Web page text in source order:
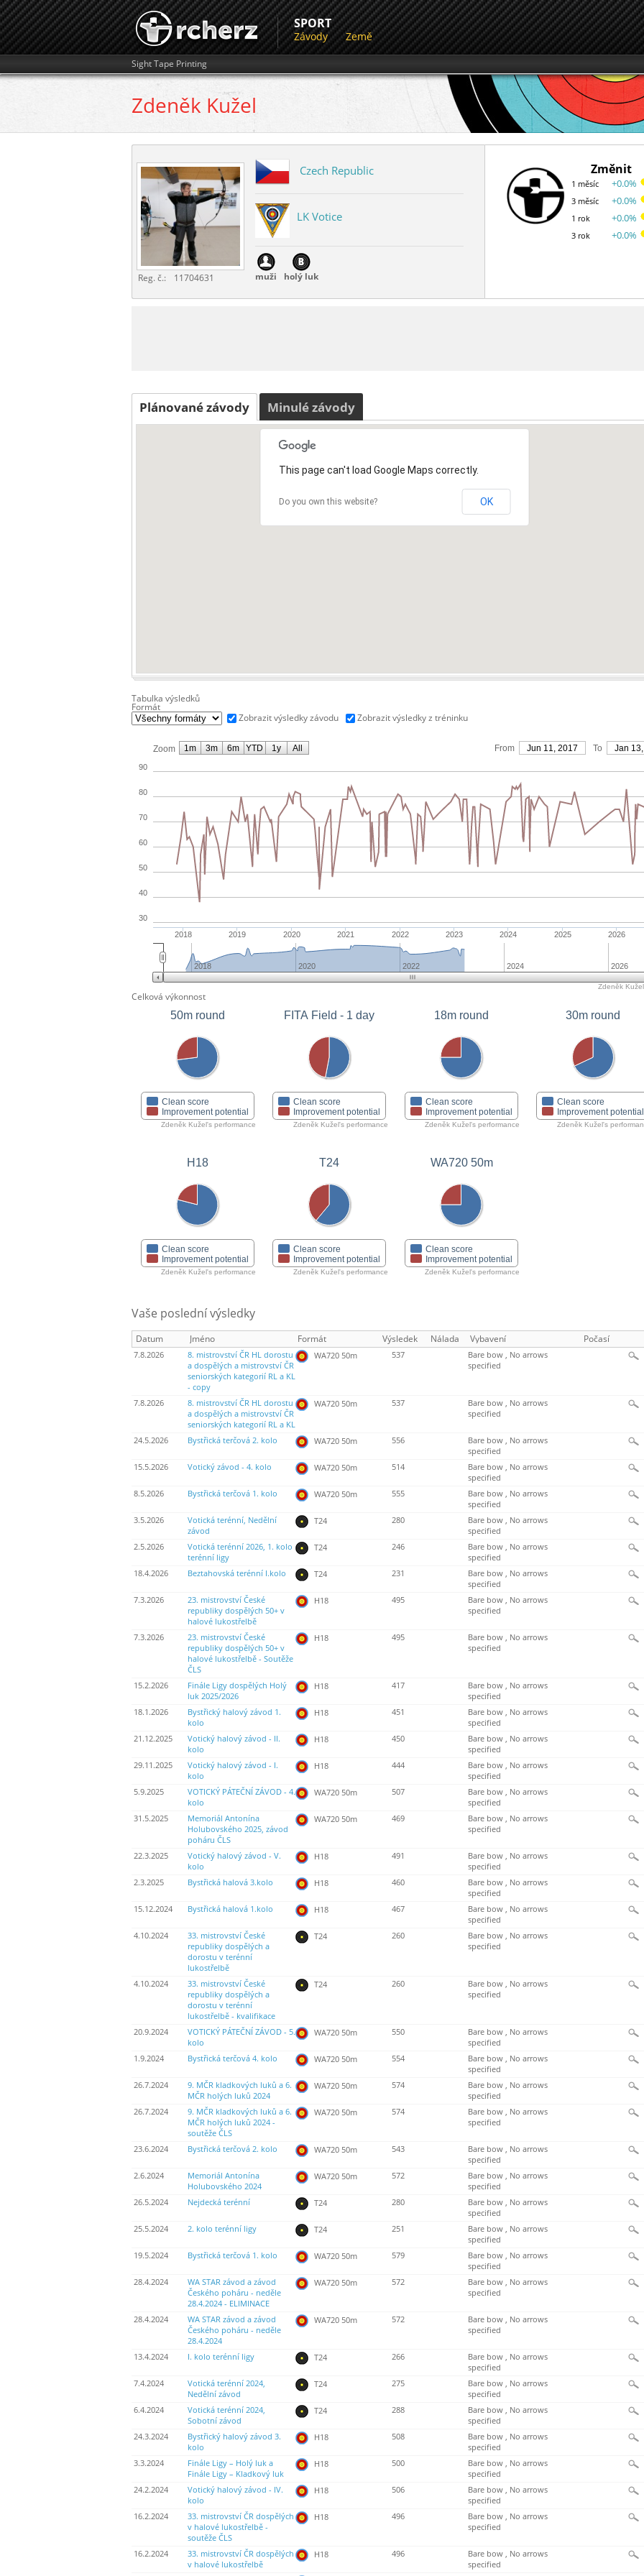
SPORT
Závody Země
Sight Tape Printing
Zdeněk Kužel
Reg. č.: 11704631
Czech Republic
LK Votice
muži holý luk
Změnit
1 měsíc
3 měsíc
1 rok
3 rok
+0.0%
+0.0%
+0.0%
+0.0%
Plánované závody Minulé závody
This page can't load Google Maps correctly.
Do you own this website? OK
Tabulka výsledků
Formát
Zobrazit výsledky závodu
Zobrazit výsledky z tréninku
Zoom From Jun 11, 2017 To Jan
2018 2019 2020 2021 2022 2023 2024 2025 2026
30
40
50
60
70
80
90
2018 2020 2022 2024 2026
1m 3m 6m YTD 1y All
Zdeněk
Celková výkonnost
50m round
Clean score
Improvement potential
Zdeněk Kužel's performance
FITA Field - 1 day
Clean score
Improvement potential
Zdeněk Kužel's performance
18m round
Clean score
Improvement potential
Zdeněk Kužel's performance
30m round
Clean score
Improvement potential
Zdeněk Kužel's
H18
Clean score
Improvement potential
Zdeněk Kužel's performance
T24
Clean score
Improvement potential
Zdeněk Kužel's performance
WA720 50m
Clean score
Improvement potential
Zdeněk Kužel's performance
Vaše poslední výsledky
Datum Jméno Formát Výsledek Nálada Vybavení Počasí
7.8.2026
8. mistrovství ČR HL dorostu
a dospělých a mistrovství ČR
seniorských kategorií RL a KL
- copy
WA720 50m 537
Bare bow , No arrows
specified
7.8.2026
8. mistrovství ČR HL dorostu
a dospělých a mistrovství ČR
seniorských kategorií RL a KL
WA720 50m 537
Bare bow , No arrows
specified
24.5.2026 Bystřická terčová 2. kolo WA720 50m 556
Bare bow , No arrows
specified
15.5.2026
Votický závod - 4. kolo WA720 50m 514
Bare bow , No arrows
specified
8.5.2026
Bystřická terčová 1. kolo WA720 50m 555
Bare bow , No arrows
specified
3.5.2026
Votická terénní, Nedělní
závod
T24 280
Bare bow , No arrows
specified
2.5.2026
Votická terénní 2026, 1. kolo
terénní ligy
T24 246
Bare bow , No arrows
specified
18.4.2026
Beztahovská terénní I.kolo T24 231
Bare bow , No arrows
specified
7.3.2026
23. mistrovství České
republiky dospělých 50+ v
halové lukostřelbě
H18 495
Bare bow , No arrows
specified
7.3.2026
23. mistrovství České
republiky dospělých 50+ v
halové lukostřelbě - Soutěže
ČLS
H18 495
Bare bow , No arrows
specified
15.2.2026
Finále Ligy dospělých Holý
luk 2025/2026
H18 417
Bare bow , No arrows
specified
18.1.2026
Bystřický halový závod 1.
kolo
H18 451
Bare bow , No arrows
specified
21.12.2025
Votický halový závod - II.
kolo
H18 450
Bare bow , No arrows
specified
29.11.2025
Votický halový závod - I.
kolo
H18 444
Bare bow , No arrows
specified
5.9.2025
VOTICKÝ PÁTEČNÍ ZÁVOD - 4.
kolo
WA720 50m 507
Bare bow , No arrows
specified
31.5.2025
Memoriál Antonína
Holubovského 2025, závod
poháru ČLS
WA720 50m 469
Bare bow , No arrows
specified
22.3.2025
Votický halový závod - V.
kolo
H18 491
Bare bow , No arrows
specified
2.3.2025
Bystřická halová 3.kolo H18 460
Bare bow , No arrows
specified
15.12.2024
Bystřická halová 1.kolo H18 467
Bare bow , No arrows
specified
4.10.2024
33. mistrovství České
republiky dospělých a
dorostu v terénní
lukostřelbě
T24 260
Bare bow , No arrows
specified
4.10.2024
33. mistrovství České
republiky dospělých a
dorostu v terénní
lukostřelbě - kvalifikace
T24 260
Bare bow , No arrows
specified
20.9.2024
VOTICKÝ PÁTEČNÍ ZÁVOD - 5.
kolo
WA720 50m 550
Bare bow , No arrows
specified
1.9.2024
Bystřická terčová 4. kolo WA720 50m 554
Bare bow , No arrows
specified
26.7.2024
9. MČR kladkových luků a 6.
MČR holých luků 2024
WA720 50m 574
Bare bow , No arrows
specified
26.7.2024
9. MČR kladkových luků a 6.
MČR holých luků 2024 -
soutěže ČLS
WA720 50m 574
Bare bow , No arrows
specified
23.6.2024 Bystřická terčová 2. kolo WA720 50m 543
Bare bow , No arrows
specified
2.6.2024
Memoriál Antonína
Holubovského 2024
WA720 50m 572
Bare bow , No arrows
specified
26.5.2024
Nejdecká terénní T24 280
Bare bow , No arrows
specified
25.5.2024
2. kolo terénní ligy T24 251
Bare bow , No arrows
specified
19.5.2024
Bystřická terčová 1. kolo WA720 50m 579
Bare bow , No arrows
specified
28.4.2024
WA STAR závod a závod
Českého poháru - neděle
28.4.2024 - ELIMINACE
WA720 50m 572
Bare bow , No arrows
specified
28.4.2024
WA STAR závod a závod
Českého poháru - neděle
28.4.2024
WA720 50m 572
Bare bow , No arrows
specified
13.4.2024 I. kolo terénní ligy T24 266
Bare bow , No arrows
specified
7.4.2024
Votická terénní 2024,
Nedělní závod
T24 275
Bare bow , No arrows
specified
6.4.2024
Votická terénní 2024,
Sobotní závod
T24 288
Bare bow , No arrows
specified
24.3.2024
Bystřický halový závod 3.
kolo
H18 508
Bare bow , No arrows
specified
3.3.2024
Finále Ligy – Holý luk a
Finále Ligy – Kladkový luk
H18 500
Bare bow , No arrows
specified
24.2.2024
Votický halový závod - IV.
kolo
H18 506
Bare bow , No arrows
specified
16.2.2024
33. mistrovství ČR dospělých
v halové lukostřelbě -
soutěže ČLS
H18 496
Bare bow , No arrows
specified
16.2.2024
33. mistrovství ČR dospělých
v halové lukostřelbě
H18 496
Bare bow , No arrows
specified